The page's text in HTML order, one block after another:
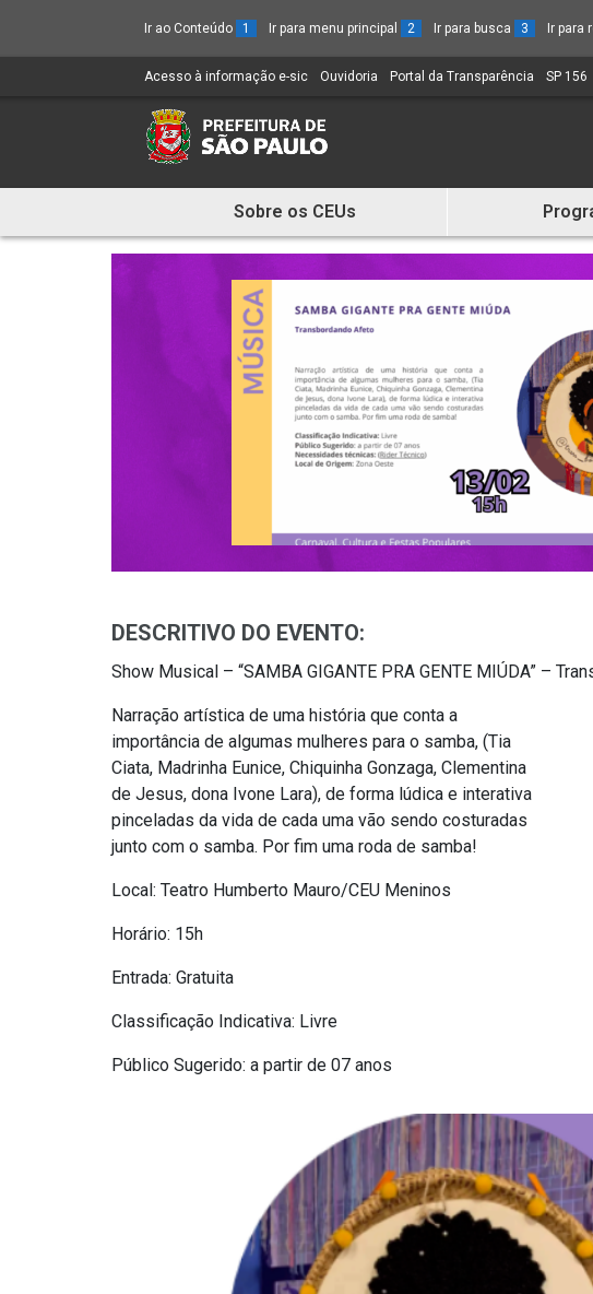
Ir ao Conteúdo 1 Ir para menu principal 2 Ir para busca 3 Ir para
Acesso à informação e-sic (Link
um
novo
Ouvidoria (Link
Portal da Transparência (Link
SP 156
e
Sobre os CEUs
DESCRITIVO DO EVENTO:
Show Musical – “SAMBA GIGANTE PRA GENTE MIÚDA” –
Narração artística de uma história que conta a
importância de algumas mulheres para o samba, (Tia
Ciata, Madrinha Eunice, Chiquinha Gonzaga, Clementina
de Jesus, dona Ivone Lara), de forma lúdica e interativa
pinceladas da vida de cada uma vão sendo costuradas
junto com o samba. Por fim uma roda de samba!
Local: Teatro Humberto Mauro/CEU Meninos
Horário: 15h
Entrada: Gratuita
Classificação Indicativa: Livre
Público Sugerido: a partir de 07 anos